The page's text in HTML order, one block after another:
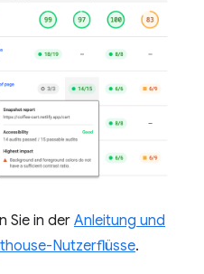
Sie in der Anleitung und
Nutzerflüsse.